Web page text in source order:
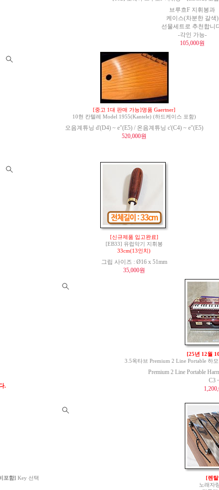
브루흐F 지휘봉과
케이스(차분한 갈색)
선물세트로 추천합니
-각인 가능-
105,000원
[중고 1대 판매 가능]명품 Gaertner]
10현 칸텔레 Model 1955(Kantele) (하드케이스 포함)
오음계튜닝 d'(D4) ~ e"(E5) / 온음계튜닝 c'(C4) ~ e"(E5)
520,000원
[신규제품 입고완료]
[EB33] 유럽악기 지휘봉
33cm(13인치)
그립 사이즈 : Ø16 x 51mm
35,000원
.
[25년 12월
3.5옥타브 Premium 2 Line Portable 하
Premium 2 Line Portable
C3
포함] Key 선택
[렌
노래자